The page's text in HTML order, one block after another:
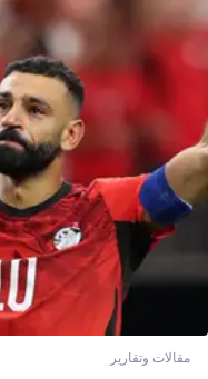
مقالات وتقارير